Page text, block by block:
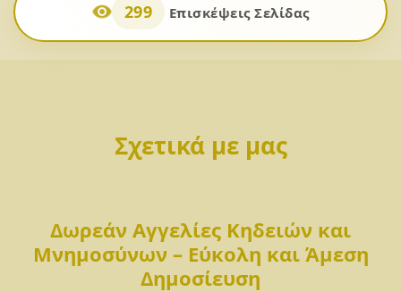
299 Επισκέψεις Σελίδας
Σχετικά με μας
Δωρεάν Αγγελίες Κηδειών και
Μνημοσύνων – Εύκολη και Άμεση
Δημοσίευση